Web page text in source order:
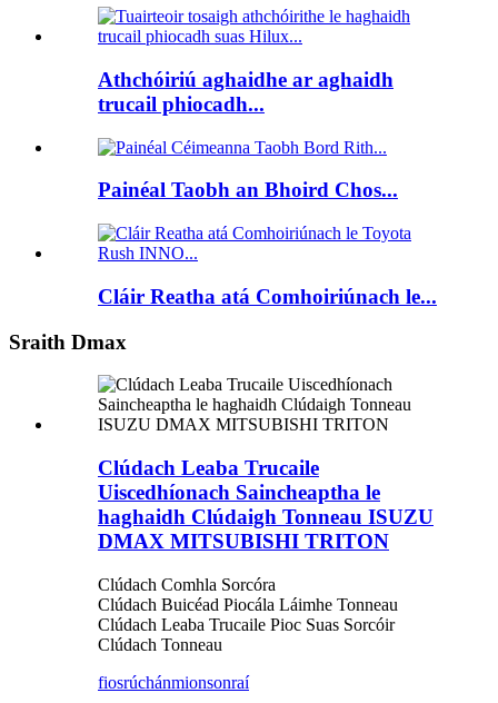
Athchóiriú aghaidhe ar aghaidh
trucail phiocadh...
Painéal Taobh an Bhoird Chos...
Cláir Reatha atá Comhoiriúnach le...
Sraith Dmax
Clúdach Leaba Trucaile
Uiscedhíonach Saincheaptha le
haghaidh Clúdaigh Tonneau ISUZU
DMAX MITSUBISHI TRITON
Clúdach Comhla Sorcóra
Clúdach Buicéad Piocála Láimhe Tonneau
Clúdach Leaba Trucaile Pioc Suas Sorcóir
Clúdach Tonneau
fiosrúchánmionsonraí